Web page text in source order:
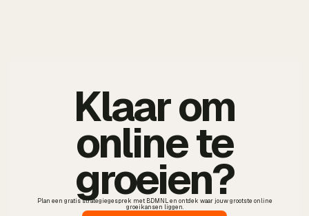
Klaar om
online te
groeien?
Plan een gratis strategiegesprek met BDMNL en ontdek waar jouw grootste online
groeikansen liggen.